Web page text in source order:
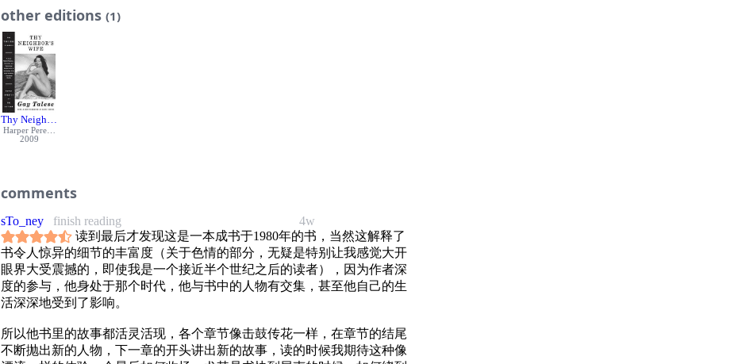
方式。
--------------------
一部有关性的“天路历程”……几乎不会有人比特立斯在性革命的最前线走
得更远。——《大西洋月刊》
一流的作品，内容相当精彩，其中的社会信息不断累积：美国人的性已经
彻头彻尾改变了。——《纽约时报书评》
这本书写的是当代生活最有爆炸性的话题，性和道德，同时还有对人际关
系的深刻观察。——斯蒂芬·巴赫，美国作家
7 年长的毕业生……恨不得自己年轻几岁，好在这自由中纵情声色。
8 然后，冲他挥了挥手，就走了，轻轻地关上了门。
9 感到这人不是主动进攻的类型—因此，他说要给她找片阿司匹林时，她就
决定跟着他。
10 事情进展得这么快，让布拉洛惊慌不已，他也害怕被卷入威廉森的情色
世界……
11 离婚手续办完的前一天，他带了个推销员回家解释保险条款。那个推销
员，正是芭芭拉·克拉默。
活突然变得这样大胆，这样没有顾忌。
14 他粗暴地推开了她的手，不想再被她碰一下，也不想再碰任何人。
15 但他们不知道，这个新地址早被警察和联邦调查局盯上了。
16 “砂岩”占地面积15英亩，成员有几对裸体夫妻，都是支持公开的性自
由，追求消除占有欲和嫉妒心的。
17 布拉洛震惊地发现，威廉森的眼里含着泪水。
18 后来，詹姆斯·唐纳被选为此处地方法院的法官。
罪。
20 从那以后萨丽·宾福德成为砂岩的常客，也是约翰·威廉森和其他一些男
other editions (1)
Thy Neighbor's Wife
Harper Perennial
2009
comments
4w
sTo_ney
finish reading
读到最后才发现这是一本成书于1980年的书，当然这解释了
书令人惊异的细节的丰富度（关于色情的部分，无疑是特别让我感觉大开
眼界大受震撼的，即使我是一个接近半个世纪之后的读者），因为作者深
度的参与，他身处于那个时代，他与书中的人物有交集，甚至他自己的生
活深深地受到了影响。
所以他书里的故事都活灵活现，各个章节像击鼓传花一样，在章节的结尾
不断抛出新的人物，下一章的开头讲出新的故事，读的时候我期待这种像